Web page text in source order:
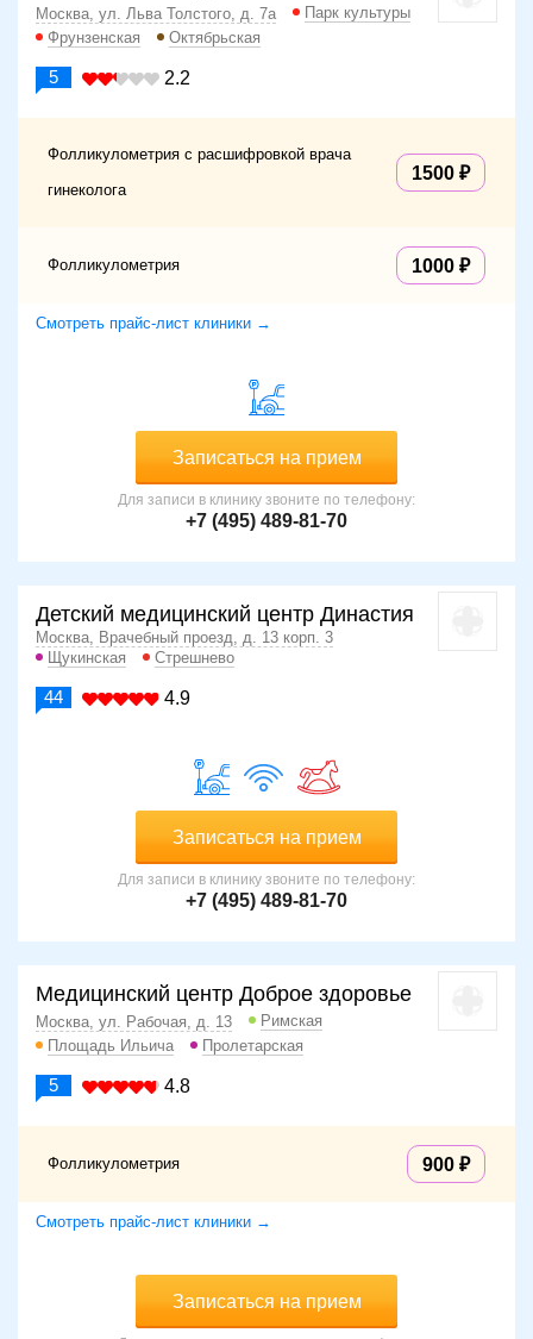
Москва, ул. Льва Толстого, д. 7а
Парк культуры
Фрунзенская
Октябрьская
5 2.2
Фолликулометрия с расшифровкой врача
гинеколога
1500
Фолликулометрия 1000
Смотреть прайс-лист клиники →
Записаться на прием
Для записи в клинику звоните по телефону:
+7 (495) 489-81-70
Детский медицинский центр Династия
Москва, Врачебный проезд, д. 13 корп. 3
Щукинская
Стрешнево
44 4.9
Записаться на прием
Для записи в клинику звоните по телефону:
+7 (495) 489-81-70
Медицинский центр Доброе здоровье
Москва, ул. Рабочая, д. 13
Римская
Площадь Ильича
Пролетарская
5 4.8
Фолликулометрия 900
Смотреть прайс-лист клиники →
Записаться на прием